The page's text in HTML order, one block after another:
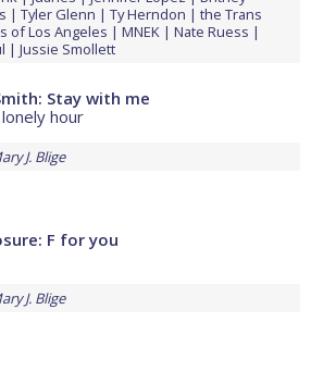
Tyler Glenn Ty Herndon
the Trans
of Los Angeles
MNEK
Nate Ruess
Jussie Smollett
Stay with me
hour
J. Blige
F for you
J. Blige